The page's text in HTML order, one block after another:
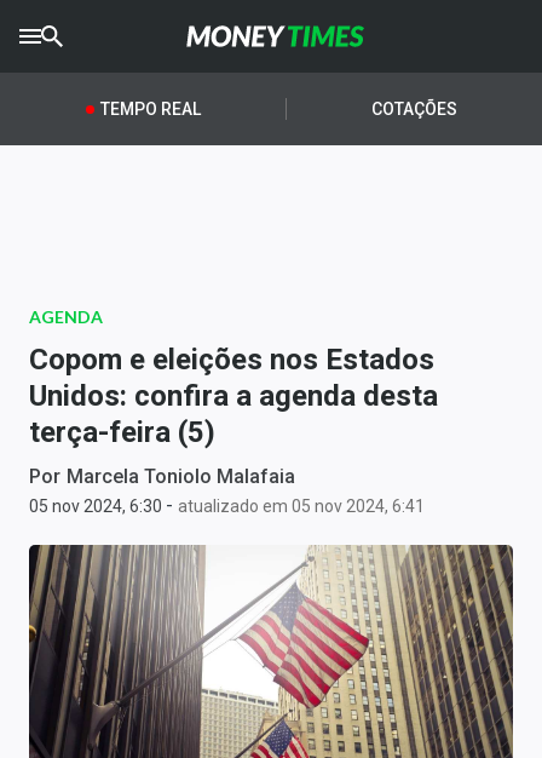
CRYPTOTIMES
AGROTIMES
Newsletters
Money Trader
Anuncie
Últimas Notícias
Newsletters
Cotações
Comprar ou vender?
Carteiras Recomendadas
TEMPO REAL COTAÇÕES
AGENDA
Copom e eleições nos Estados
Unidos: confira a agenda desta
terça-feira (5)
Por Marcela Toniolo Malafaia
05 nov 2024, 6:30 - atualizado em 05 nov 2024, 6:41